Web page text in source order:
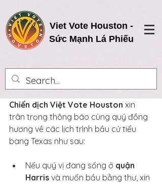
Viet Vote Houston -
Sức Mạnh Lá Phiếu
Chiến dịch Việt Vote Houston xin
trân trọng thông báo cùng quý đồng
hương về các lịch trình bầu cử tiểu
bang Texas như sau:
Nếu quý vị đang sống ở quận
Harris và muốn bầu bằng thư, xin